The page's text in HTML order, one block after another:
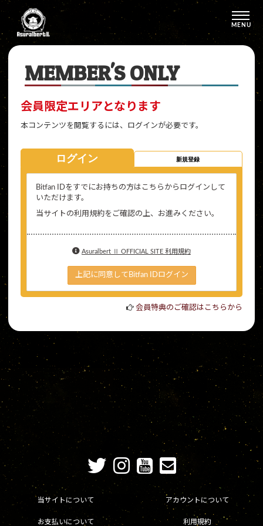
MENU
MEMBER'S ONLY
会員限定エリアとなります
本コンテンツを閲覧するには、ログインが必要です。
ログイン 新規登録
Bitfan IDをすでにお持ちの方はこちらからログインして
いただけます。
当サイトの利用規約をご確認の上、お進みください。
Asuralbert Ⅱ OFFICIAL SITE 利用規約
上記に同意してBitfan IDログイン
会員特典のご確認はこちらから
当サイトについて アカウントについて
お支払いについて 利用規約